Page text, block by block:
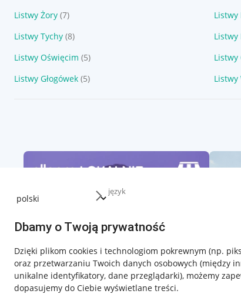
język
Dbamy o Twoją prywatność
Dzięki plikom cookies i technologiom pokrewnym (np.
oraz przetwarzaniu Twoich danych osobowych (między
unikalne identyfikatory, dane przeglądarki), możemy
dopasujemy do Ciebie wyświetlane treści.
Listwy Żory (7) Listwy
Listwy Tychy (8) Listwy
Listwy Oświęcim (5) Listwy
Listwy Głogówek (5) Listwy